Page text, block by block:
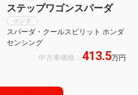
ステップワゴンスパーダ
ホンダ
スパーダ・クールスピリット ホンダ
センシング
中古車価格： 413.5万円